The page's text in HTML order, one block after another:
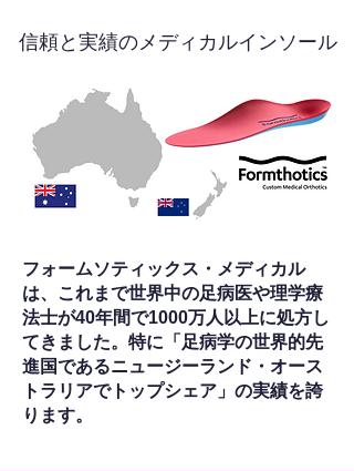
信頼と実績のメディカルインソール
フォームソティックス・メディカル
は、これまで世界中の足病医や理学療
法士が40年間で1000万人以上に処方し
てきました。特に「足病学の世界的先
進国であるニュージーランド・オース
トラリアでトップシェア」の実績を誇
ります。